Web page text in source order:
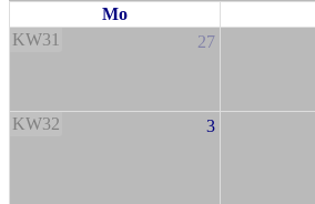
Mo
KW31
27
KW32 3